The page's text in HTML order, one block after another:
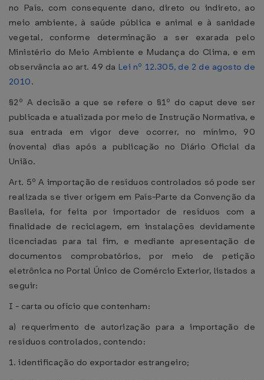
no País, com consequente dano, direto ou indireto, ao
meio ambiente, à saúde pública e animal e à sanidade
vegetal, conforme determinação a ser exarada pelo
Ministério do Meio Ambiente e Mudança do Clima, e em
observância ao art. 49 da Lei nº 12.305, de 2 de agosto de
2010.
§2º A decisão a que se refere o §1º do caput deve ser
publicada e atualizada por meio de Instrução Normativa, e
sua entrada em vigor deve ocorrer, no mínimo, 90
(noventa) dias após a publicação no Diário Oficial da
União.
Art. 5º A importação de resíduos controlados só pode ser
realizada se tiver origem em País-Parte da Convenção da
Basileia, for feita por importador de resíduos com a
finalidade de reciclagem, em instalações devidamente
licenciadas para tal fim, e mediante apresentação de
documentos comprobatórios, por meio de petição
eletrônica no Portal Único de Comércio Exterior, listados a
seguir:
I - carta ou ofício que contenham:
a) requerimento de autorização para a importação de
resíduos controlados, contendo:
1. identificação do exportador estrangeiro;